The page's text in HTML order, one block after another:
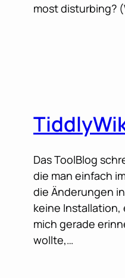
most disturbing?
Das ToolBlog
die man einfach
die Änderungen
keine Installation,
mich gerade
wollte,…